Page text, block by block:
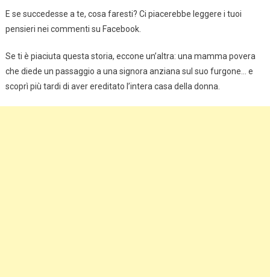
E se succedesse a te, cosa faresti? Ci piacerebbe leggere i tuoi
pensieri nei commenti su Facebook.
Se ti è piaciuta questa storia, eccone un’altra: una mamma povera
che diede un passaggio a una signora anziana sul suo furgone… e
scoprì più tardi di aver ereditato l’intera casa della donna.